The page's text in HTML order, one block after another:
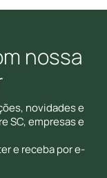
nossa
novidades e
SC, empresas e
e receba por e-